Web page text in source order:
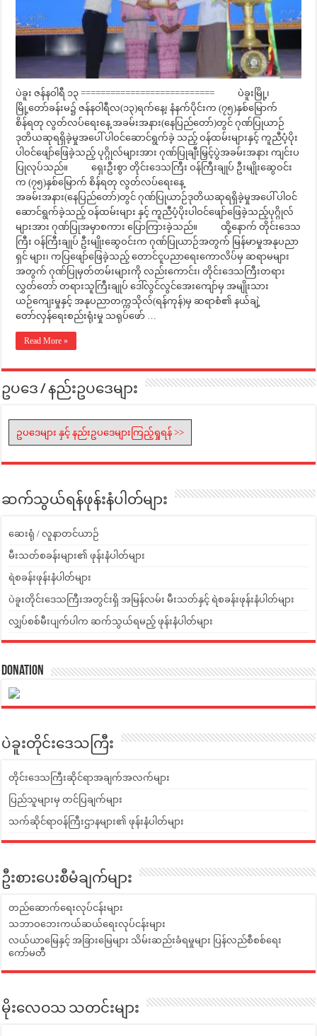
ပဲခူး ဇန်နဝါရီ ၁၃ =========================== ပဲခူးမြို့၊
မြို့တော်ခန်းမ၌ ဇန်နဝါရီလ(၁၃)ရက်နေ့၊ နံနက်ပိုင်းက (၇၅)နှစ်မြောက်
စိန်ရတု လွတ်လပ်ရေးနေ့ အခမ်းအနား(နေပြည်တော်)တွင် ဂုဏ်ပြုယာဉ်
ဒုတိယဆုရရှိခဲ့မှုအပေါ် ပါဝင်ဆောင်ရွက်ခဲ့ သည့် ဝန်ထမ်းများနှင့် ကူညီပံ့ပိုး
ပါဝင်ဖျော်ဖြေခဲ့သည့် ပုဂ္ဂိုလ်များအား ဂုဏ်ပြုချီးမြှင့်ပွဲအခမ်းအနား ကျင်းပ
ပြုလုပ်သည်။ ရှေးဦးစွာ တိုင်းဒေသကြီး ဝန်ကြီးချုပ် ဦးမျိုးဆွေဝင်း
က (၇၅)နှစ်မြောက် စိန်ရတု လွတ်လပ်ရေးနေ့
အခမ်းအနား(နေပြည်တော်)တွင် ဂုဏ်ပြုယာဉ်ဒုတိယဆုရရှိခဲ့မှုအပေါ် ပါဝင်
ဆောင်ရွက်ခဲ့သည့် ဝန်ထမ်းများ နှင့် ကူညီပံ့ပိုးပါဝင်ဖျော်ဖြေခဲ့သည့်ပုဂ္ဂိုလ်
များအား ဂုဏ်ပြုအမှာစကား ပြောကြားခဲ့သည်။ ထို့နောက် တိုင်းဒေသ
ကြီး ဝန်ကြီးချုပ် ဦးမျိုးဆွေဝင်းက ဂုဏ်ပြုယာဉ်အတွက် မြန်မာမှုအနုပညာ
ရှင် များ၊ ကပြဖျော်ဖြေခဲ့သည့် တောင်ငူပညာရေးကောလိပ်မှ ဆရာမများ
အတွက် ဂုဏ်ပြုမှတ်တမ်းများကို လည်းကောင်း၊ တိုင်းဒေသကြီးတရား
လွှတ်တော် တရားသူကြီးချုပ် ဒေါ်လွင်လွင်အေးကျော်မှ အမျိုးသား
ယဉ်ကျေးမှုနှင့် အနုပညာတက္ကသိုလ်(ရန်ကုန်)မှ ဆရာစံ၏ နယ်ချဲ့
တော်လှန်ရေးစည်းရုံးမှု သရုပ်ဖော် …
Read More »
ဥပဒေ / နည်းဥပဒေများ
ဥပဒေများ နှင့် နည်းဥပဒေများကြည့်ရှုရန် >>
ဆက်သွယ်ရန်ဖုန်းနံပါတ်များ
ဆေးရုံ / လူနာတင်ယာဉ်
မီးသတ်စခန်းများ၏ ဖုန်းနံပါတ်များ
ရဲစခန်းဖုန်းနံပါတ်များ
ပဲခူးတိုင်းဒေသကြီးအတွင်းရှိ အမြန်လမ်း မီးသတ်နှင့် ရဲစခန်းဖုန်းနံပါတ်များ
လျှပ်စစ်မီးပျက်ပါက ဆက်သွယ်ရမည့် ဖုန်းနံပါတ်များ
Donation
ပဲခူးတိုင်းဒေသကြီး
တိုင်းဒေသကြီးဆိုင်ရာအချက်အလက်များ
ပြည်သူများမှ တင်ပြချက်များ
သက်ဆိုင်ရာဝန်ကြီးဌာနများ၏ ဖုန်းနံပါတ်များ
ဦးစားပေးစီမံချက်များ
တည်ဆောက်ရေးလုပ်ငန်းများ
သဘာဝဘေးကယ်ဆယ်ရေးလုပ်ငန်းများ
လယ်ယာမြေနှင့် အခြားမြေများ သိမ်းဆည်းခံရမှုများ ပြန်လည်စီစစ်ရေး
ကော်မတီ
မိုးလေဝသ သတင်းများ